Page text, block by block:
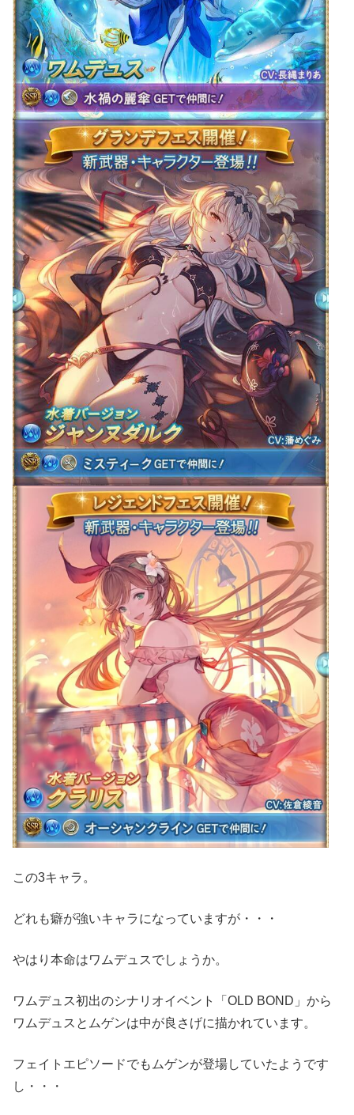
この3キャラ。
どれも癖が強いキャラになっていますが・・・
やはり本命はワムデュスでしょうか。
ワムデュス初出のシナリオイベント「OLD BOND」から
ワムデュスとムゲンは中が良さげに描かれています。
フェイトエピソードでもムゲンが登場していたようです
し・・・